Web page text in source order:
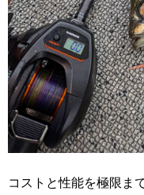
コストと性能を極限ま